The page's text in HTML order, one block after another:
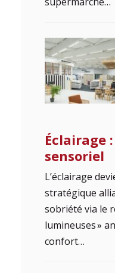
Éclairage
sensoriel
L’éclairage
stratégique
sobriété via le
lumineuses »
confort…